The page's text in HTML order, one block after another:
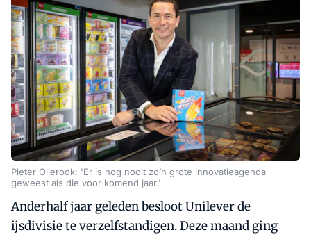
Pieter Olierook: 'Er is nog nooit zo’n grote innovatieagenda
geweest als die voor komend jaar.'
Anderhalf jaar geleden besloot Unilever de
ijsdivisie te verzelfstandigen. Deze maand ging